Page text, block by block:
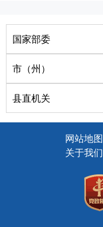
国家部委
市（州）
县直机关
网站地图
关于我们